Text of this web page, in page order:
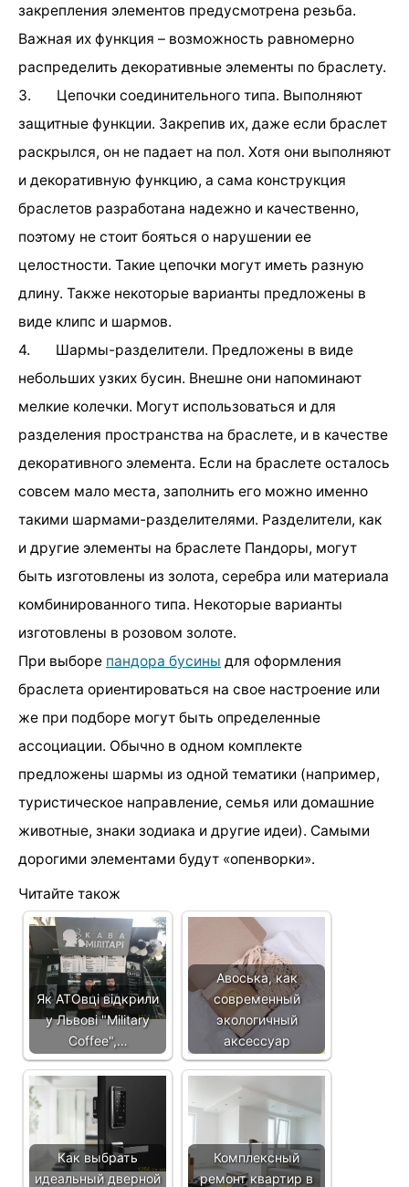
закрепления элементов предусмотрена резьба.
Важная их функция – возможность равномерно
распределить декоративные элементы по браслету.
3. Цепочки соединительного типа. Выполняют
защитные функции. Закрепив их, даже если браслет
раскрылся, он не падает на пол. Хотя они выполняют
и декоративную функцию, а сама конструкция
браслетов разработана надежно и качественно,
поэтому не стоит бояться о нарушении ее
целостности. Такие цепочки могут иметь разную
длину. Также некоторые варианты предложены в
виде клипс и шармов.
4. Шармы-разделители. Предложены в виде
небольших узких бусин. Внешне они напоминают
мелкие колечки. Могут использоваться и для
разделения пространства на браслете, и в качестве
декоративного элемента. Если на браслете осталось
совсем мало места, заполнить его можно именно
такими шармами-разделителями. Разделители, как
и другие элементы на браслете Пандоры, могут
быть изготовлены из золота, серебра или материала
комбинированного типа. Некоторые варианты
изготовлены в розовом золоте.
При выборе пандора бусины для оформления
браслета ориентироваться на свое настроение или
же при подборе могут быть определенные
ассоциации. Обычно в одном комплекте
предложены шармы из одной тематики (например,
туристическое направление, семья или домашние
животные, знаки зодиака и другие идеи). Самыми
дорогими элементами будут «опенворки».
Читайте також
Як АТОвці відкрили
у Львові "Military
Coffee",…
Авоська, как
современный
экологичный
аксессуар
Как выбрать
идеальный дверной
Комплексный
ремонт квартир в